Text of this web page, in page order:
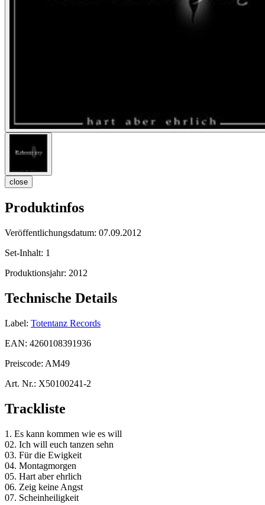
close
Produktinfos
Veröffentlichungsdatum: 07.09.2012
Set-Inhalt: 1
Produktionsjahr: 2012
Technische Details
Label: Totentanz Records
EAN: 4260108391936
Preiscode: AM49
Art. Nr.: X50100241-2
Trackliste
1. Es kann kommen wie es will
02. Ich will euch tanzen sehn
03. Für die Ewigkeit
04. Montagmorgen
05. Hart aber ehrlich
06. Zeig keine Angst
07. Scheinheiligkeit